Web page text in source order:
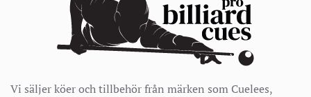
Vi säljer köer och tillbehör från märken som Cuelees,